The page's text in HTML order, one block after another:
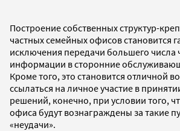
Построение собственных структур-
частных семейных офисов становится
исключения передачи большего числа
информации в сторонние
Кроме того, это становится отличной
ссылаться на личное участие в
решений, конечно, при условии того,
офиса будут вознаграждены за такие
«неудачи».